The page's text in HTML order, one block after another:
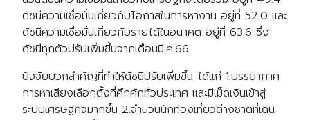
ดัชนีความเชื่อมั่นเกี่ยวกับโอกาสในการหางาน อยู่ที่ 52.0 และ
ดัชนีความเชื่อมั่นเกี่ยวกับรายได้ในอนาคต อยู่ที่ 63.6 ซึ่ง
ดัชนีทุกตัวปรับเพิ่มขึ้นจากเดือนมี.ค.66
ปัจจัยบวกสำคัญที่ทำให้ดัชนีปรับเพิ่มขึ้น ได้แก่ 1.บรรยากาศ
การหาเสียงเลือกตั้งที่คึกคักทั่วประเทศ และมีเม็ดเงินเข้าสู่
ระบบเศรษฐกิจมากขึ้น 2.จำนวนนักท่องเที่ยวต่างชาติที่เดิน